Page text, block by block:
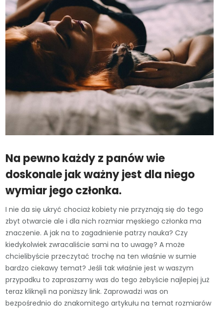
Na pewno każdy z panów wie
doskonale jak ważny jest dla niego
wymiar jego członka.
I nie da się ukryć chociaż kobiety nie przyznają się do tego
zbyt otwarcie ale i dla nich rozmiar męskiego członka ma
znaczenie. A jak na to zagadnienie patrzy nauka? Czy
kiedykolwiek zwracaliście sami na to uwagę? A może
chcielibyście przeczytać trochę na ten właśnie w sumie
bardzo ciekawy temat? Jeśli tak właśnie jest w waszym
przypadku to zapraszamy was do tego żebyście najlepiej już
teraz kliknęli na poniższy link. Zaprowadzi was on
bezpośrednio do znakomitego artykułu na temat rozmiarów